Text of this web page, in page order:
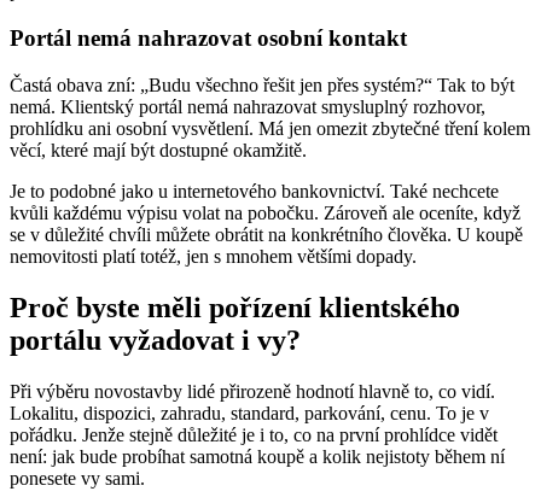
Portál nemá nahrazovat osobní kontakt
Častá obava zní: „Budu všechno řešit jen přes systém?“ Tak to být
nemá. Klientský portál nemá nahrazovat smysluplný rozhovor,
prohlídku ani osobní vysvětlení. Má jen omezit zbytečné tření kolem
věcí, které mají být dostupné okamžitě.
Je to podobné jako u internetového bankovnictví. Také nechcete
kvůli každému výpisu volat na pobočku. Zároveň ale oceníte, když
se v důležité chvíli můžete obrátit na konkrétního člověka. U koupě
nemovitosti platí totéž, jen s mnohem většími dopady.
Proč byste měli pořízení klientského
portálu vyžadovat i vy?
Při výběru novostavby lidé přirozeně hodnotí hlavně to, co vidí.
Lokalitu, dispozici, zahradu, standard, parkování, cenu. To je v
pořádku. Jenže stejně důležité je i to, co na první prohlídce vidět
není: jak bude probíhat samotná koupě a kolik nejistoty během ní
ponesete vy sami.